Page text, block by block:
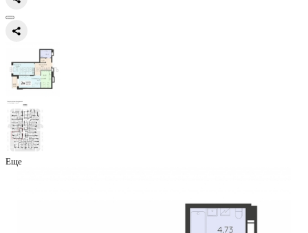
2-комнатная квартира, 55.10
этаж
Воронеж, Теплоэнергетиков ул., д. 17 к.3